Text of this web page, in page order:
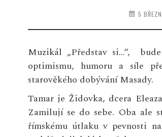
5
Muzikál „Představ si…“,
optimismu, humoru a síle
starověkého dobývání Masady.
Tamar je Židovka, dcera
Zamilují se do sebe. Oba ale
římskému útlaku v pevnosti